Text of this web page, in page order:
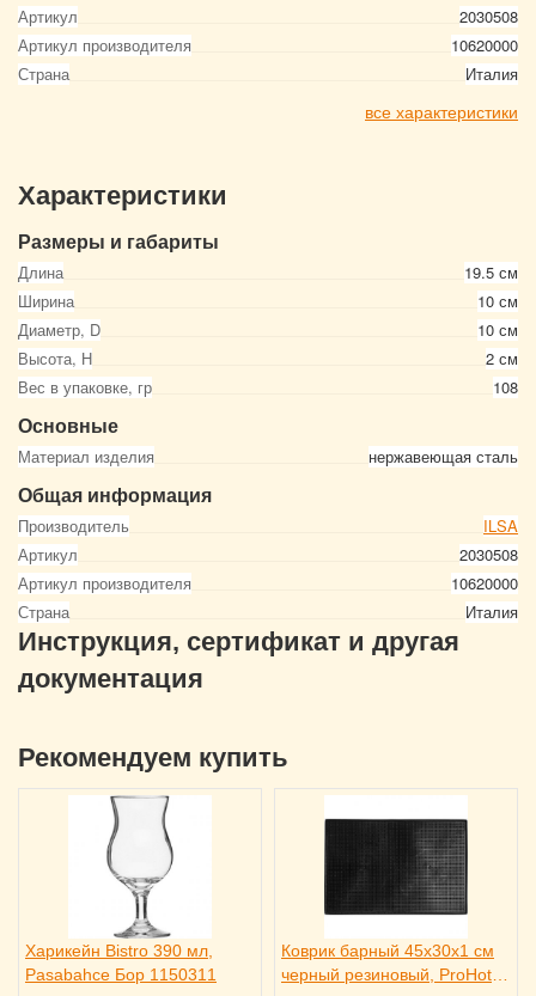
Артикул
2030508
Артикул производителя
10620000
Страна
Италия
все характеристики
Характеристики
Размеры и габариты
Длина
19.5 см
Ширина
10 см
Диаметр, D
10 см
Высота, Н
2 см
Вес в упаковке, гр
108
Основные
Материал изделия нержавеющая сталь
Общая информация
Производитель
ILSA
Артикул
2030508
Артикул производителя
10620000
Страна
Италия
Инструкция, сертификат и другая
документация
Рекомендуем купить
Харикейн Bistro 390 мл,
Pasabahce Бор 1150311
Коврик барный 45x30x1 см
черный резиновый, ProHotel